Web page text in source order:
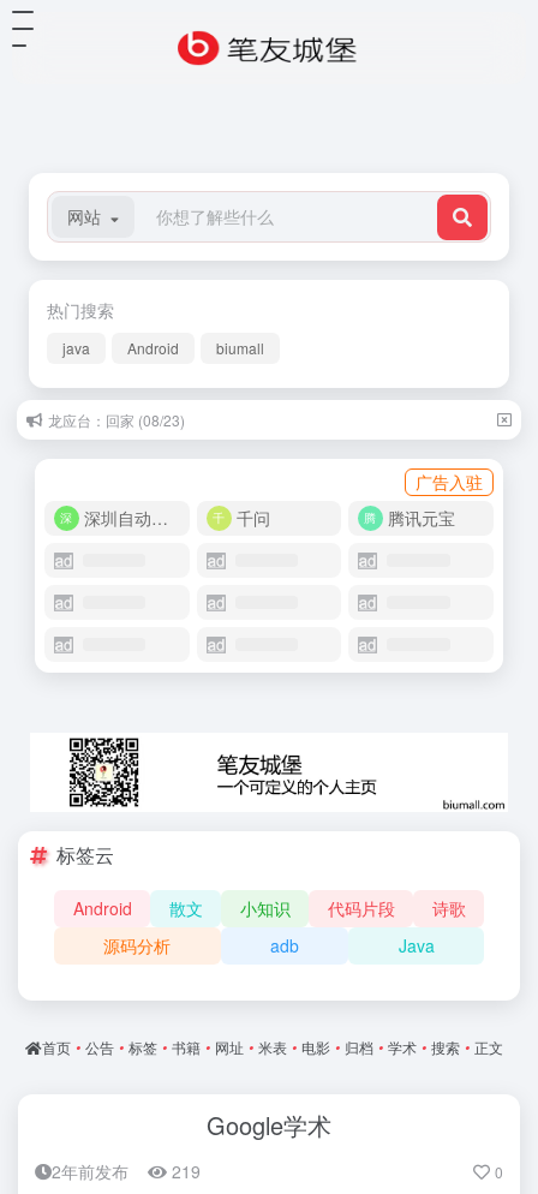
网站
热门搜索
java Android biumall
龙应台：回家 (08/23)
广告入驻
深圳自动化商城
千问 腾讯元宝
标签云
Android 散文 小知识 代码片段
诗歌
源码分析
adb Java
首页 • 公告 • 标签 • 书籍 • 网址 • 米表 • 电影 • 归档 • 学术 • 搜索 • 正文
Google学术
2年前发布 219 0